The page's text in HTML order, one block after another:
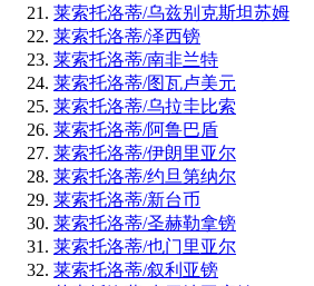
莱索托洛蒂/乌兹别克斯坦苏姆
莱索托洛蒂/泽西镑
莱索托洛蒂/南非兰特
莱索托洛蒂/图瓦卢美元
莱索托洛蒂/乌拉圭比索
莱索托洛蒂/阿鲁巴盾
莱索托洛蒂/伊朗里亚尔
莱索托洛蒂/约旦第纳尔
莱索托洛蒂/新台币
莱索托洛蒂/圣赫勒拿镑
莱索托洛蒂/也门里亚尔
莱索托洛蒂/叙利亚镑